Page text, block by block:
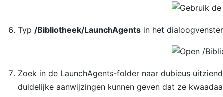
Typ /Bibliotheek/LaunchAgents in het
Zoek in de LaunchAgents-folder naar dubieus
duidelijke aanwijzingen kunnen geven dat ze